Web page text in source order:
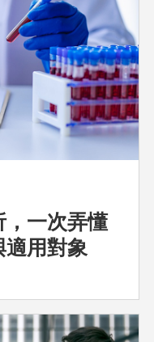
，一次弄懂
適用對象